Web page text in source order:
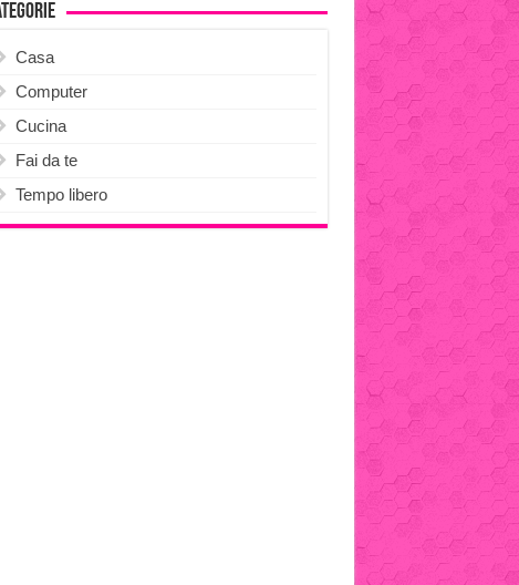
Casa
Computer
Cucina
Fai da te
Tempo libero